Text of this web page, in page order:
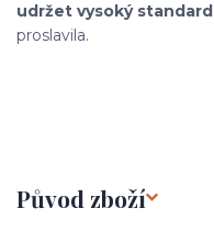
udržet vysoký
proslavila.
Původ zboží